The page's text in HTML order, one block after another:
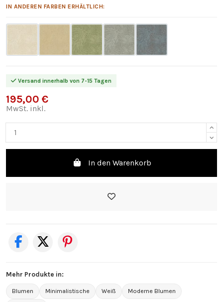
IN ANDEREN FARBEN ERHÄLTLICH:
Versand innerhalb von 7-15 Tagen
195,00 €
MwSt. inkl.
In den Warenkorb
Mehr Produkte in:
Blumen Minimalistische Weiß Moderne Blumen